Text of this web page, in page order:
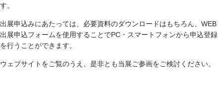
す。
出展申込みにあたっては、必要資料のダウンロードはもちろん、WEB
出展申込フォームを使用することでPC・スマートフォンから申込登録
を行うことができます。
ウェブサイトをご覧のうえ、是非とも当展ご参画をご検討ください。